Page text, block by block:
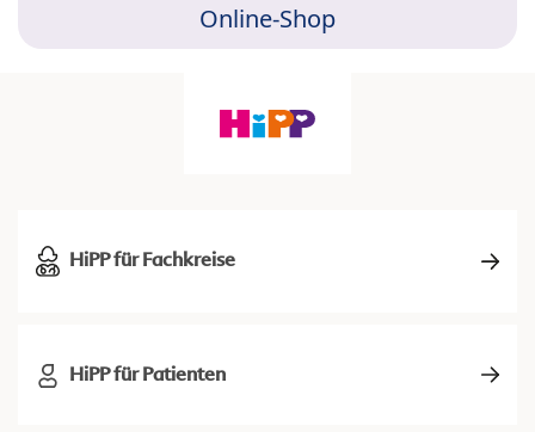
Online-Shop
HiPP für Fachkreise
HiPP für Patienten